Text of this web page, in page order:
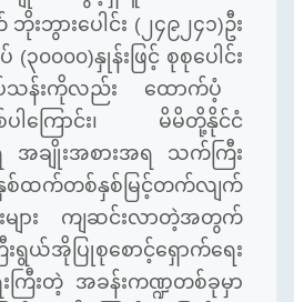
ဘိုးဘွားပေါင်း (၂၄၉၂၄၁)ဦး
(၃၀၀၀၀)နှုန်းဖြင့် စုစုပေါင်း
သန်းကိုလည်း
ထောက်ပံ့
ါကြောင်း၊
မိမိတို့နိုင်ငံ
အချိုးအစားအရ
သက်ကြီး
စ်ထက်တစ်နှစ်မြင့်တက်လျက်
ျား
ကျဆင်းလာတဲ့အတွက်
ရွယ်အိုပြုစုစောင့်ရှောက်ရေး
ကြီးတဲ့
အခန်းကဏ္ဍတစ်ခုမှာ